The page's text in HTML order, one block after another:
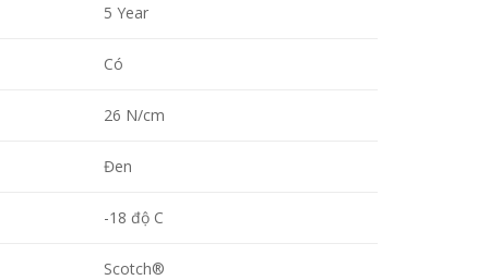
5 Year
Có
26 N/cm
Đen
-18 độ C
Scotch®